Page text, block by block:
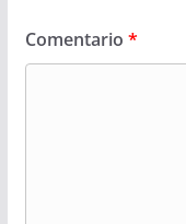
Comentario *